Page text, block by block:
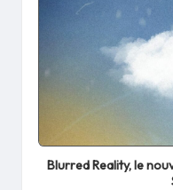
in
Blurred Reality, le